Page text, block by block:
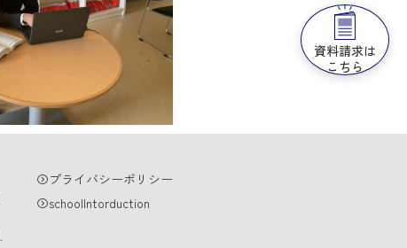
資料請求は
こちら
プライバシーポリシー
schoolIntorduction